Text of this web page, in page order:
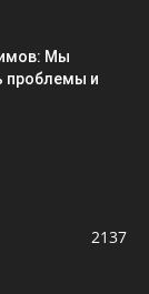
Мы
проблемы и
2137